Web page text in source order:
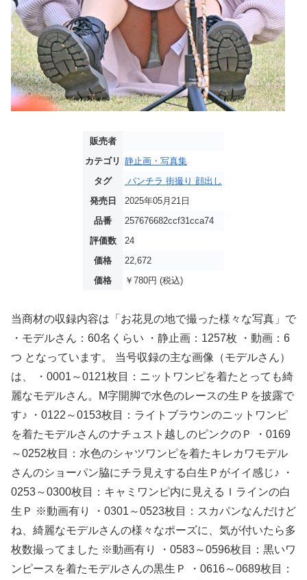
販売者
カテゴリ 静止画・写真集
タグ
パンチラ 街撮り 顔出し
発売日
2025年05月21日
品番
257676682ccf31cca74
評価数
24
価格
22,672
価格
￥780円 (税込)
当商材の収録内容は「お花見の地で撮った様々な写真」で
・モデルさん：60名くらい ・静止画：1257枚 ・動画：6
つ となっています。 当号収録の主な画像（モデルさん）
は、 ・0001～0121枚目：ニットワンピを着たとっても綺
麗なモデルさん。M字開脚で水色のレースの生Ｐを披露で
す♪ ・0122～0153枚目：ライトブラウンのニットワンピ
を着たモデルさんのナチュスト越しのピンクのＰ ・0169
～0252枚目：水色のシャツワンピを着たキレカワモデル
さんのショーパン脇にチラ見えする白生Ｐがイイ感じ♪ ・
0253～0300枚目：キャミワンピ内に見えるＩラインの白
生Ｐ ※動画有り ・0301～0523枚目：スカパンなんだけど
ね、綺麗なモデルさんの様々なポーズに、気が付いたら多
枚数撮ってました ※動画有り ・0583～0596枚目：黒いワ
ンピースを着たモデルさんの黒生Ｐ ・0616～0689枚目：